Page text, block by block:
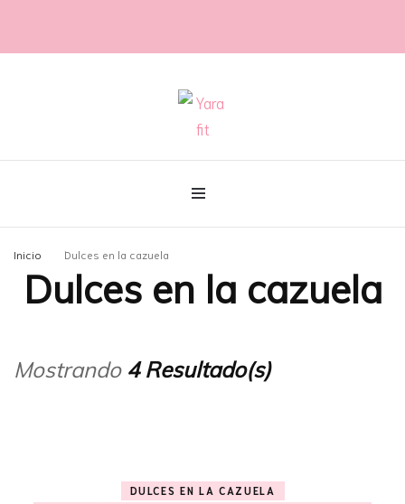
Yara fit
Inicio Dulces en la cazuela
Dulces en la cazuela
Mostrando 4 Resultado(s)
DULCES EN LA CAZUELA